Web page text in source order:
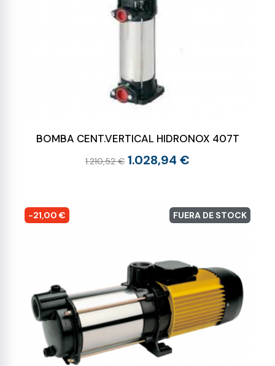
BOMBA CENT.VERTICAL HIDRONOX 407T
1.210,52 € 1.028,94 €
-21,00 € FUERA DE STOCK